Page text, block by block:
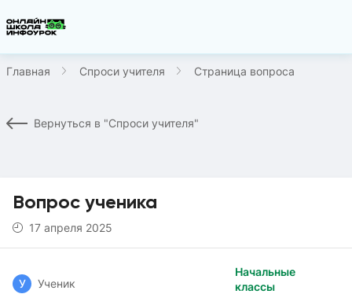
Главная Спроси учителя Страница вопроса
Вернуться в "Спроси учителя"
Вопрос ученика
17 апреля 2025
Начальные
классы
У Ученик